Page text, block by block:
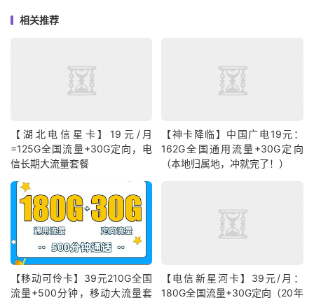
相关推荐
【湖北电信星卡】19元/月
=125G全国流量+30G定向，电
信长期大流量套餐
【神卡降临】中国广电19元：
162G全国通用流量+30G定向
（本地归属地，冲就完了！）
【移动可伶卡】39元210G全国
流量+500分钟，移动大流量套
【电信新星河卡】39元/月：
180G全国流量+30G定向（20年